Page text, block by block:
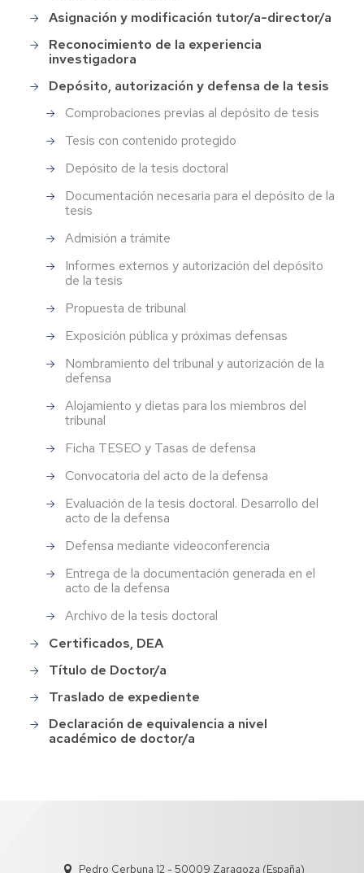
Asignación y modificación tutor/a-director/a
Reconocimiento de la experiencia
investigadora
Depósito, autorización y defensa de la tesis
Comprobaciones previas al depósito de tesis
Tesis con contenido protegido
Depósito de la tesis doctoral
Documentación necesaria para el depósito de la
tesis
Admisión a trámite
Informes externos y autorización del depósito
de la tesis
Propuesta de tribunal
Exposición pública y próximas defensas
Nombramiento del tribunal y autorización de la
defensa
Alojamiento y dietas para los miembros del
tribunal
Ficha TESEO y Tasas de defensa
Convocatoria del acto de la defensa
Evaluación de la tesis doctoral. Desarrollo del
acto de la defensa
Defensa mediante videoconferencia
Entrega de la documentación generada en el
acto de la defensa
Archivo de la tesis doctoral
Certificados, DEA
Título de Doctor/a
Traslado de expediente
Declaración de equivalencia a nivel
académico de doctor/a
Pedro Cerbuna 12 - 50009 Zaragoza (España)